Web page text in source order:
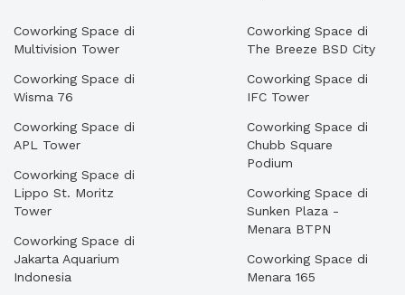
Coworking Space di
Multivision Tower
Coworking Space di
Wisma 76
Coworking Space di
APL Tower
Coworking Space di
Lippo St. Moritz
Tower
Coworking Space di
Jakarta Aquarium
Indonesia
Coworking Space di
The Breeze BSD City
Coworking Space di
IFC Tower
Coworking Space di
Chubb Square
Podium
Coworking Space di
Sunken Plaza -
Menara BTPN
Coworking Space di
Menara 165